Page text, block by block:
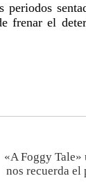
frenar el
«A Foggy Tale»
nos recuerda el